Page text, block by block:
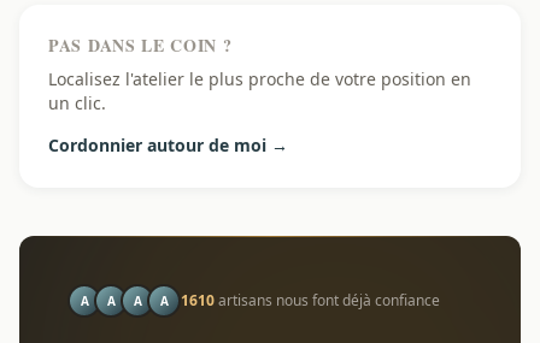
PAS DANS LE COIN ?
Localisez l'atelier le plus proche de votre position en
un clic.
Cordonnier autour de moi →
A A A A 1610artisans nous font déjà confiance